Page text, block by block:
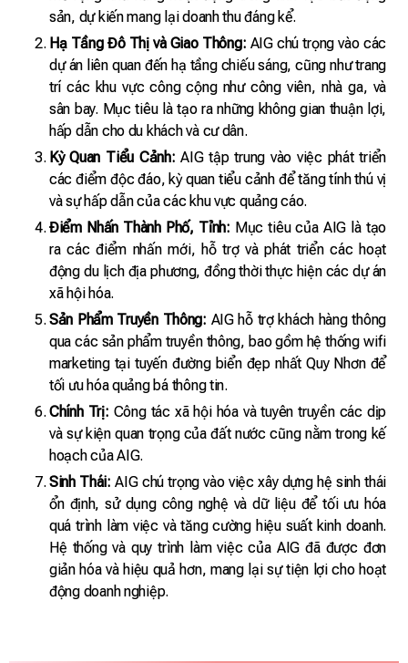
sản, dự kiến mang lại doanh thu đáng kể.
Hạ Tầng Đô Thị và Giao Thông: AIG chú trọng vào các
dự án liên quan đến hạ tầng chiếu sáng, cũng như trang
trí các khu vực công cộng như công viên, nhà ga, và
sân bay. Mục tiêu là tạo ra những không gian thuận lợi,
hấp dẫn cho du khách và cư dân.
Kỳ Quan Tiểu Cảnh: AIG tập trung vào việc phát triển
các điểm độc đáo, kỳ quan tiểu cảnh để tăng tính thú vị
và sự hấp dẫn của các khu vực quảng cáo.
Điểm Nhấn Thành Phố, Tỉnh: Mục tiêu của AIG là tạo
ra các điểm nhấn mới, hỗ trợ và phát triển các hoạt
động du lịch địa phương, đồng thời thực hiện các dự án
xã hội hóa.
Sản Phẩm Truyền Thông: AIG hỗ trợ khách hàng thông
qua các sản phẩm truyền thông, bao gồm hệ thống wifi
marketing tại tuyến đường biển đẹp nhất Quy Nhơn để
tối ưu hóa quảng bá thông tin.
Chính Trị: Công tác xã hội hóa và tuyên truyền các dịp
và sự kiện quan trọng của đất nước cũng nằm trong kế
hoạch của AIG.
Sinh Thái: AIG chú trọng vào việc xây dựng hệ sinh thái
ổn định, sử dụng công nghệ và dữ liệu để tối ưu hóa
quá trình làm việc và tăng cường hiệu suất kinh doanh.
Hệ thống và quy trình làm việc của AIG đã được đơn
giản hóa và hiệu quả hơn, mang lại sự tiện lợi cho hoạt
động doanh nghiệp.